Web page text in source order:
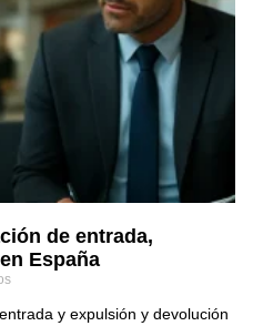
de entrada,
España
y expulsión y devolución